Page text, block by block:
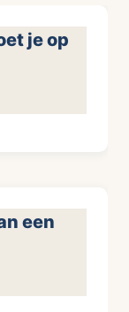
je op
een